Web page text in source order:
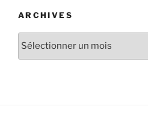
ARCHIVES
Archives